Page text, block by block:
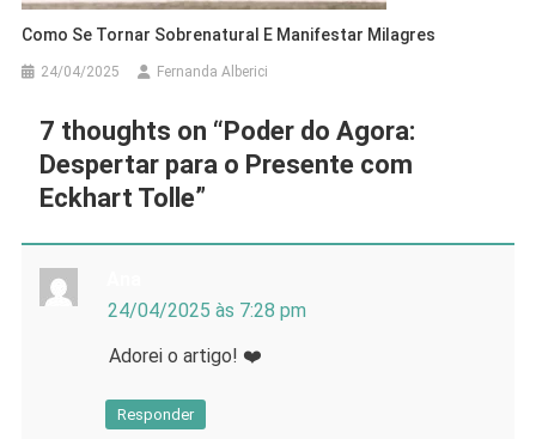
Como Se Tornar Sobrenatural E Manifestar Milagres
24/04/2025 Fernanda Alberici
7 thoughts on “Poder do Agora:
Despertar para o Presente com
Eckhart Tolle”
24/04/2025 às 7:28 pm
Adorei o artigo! ❤️
Responder